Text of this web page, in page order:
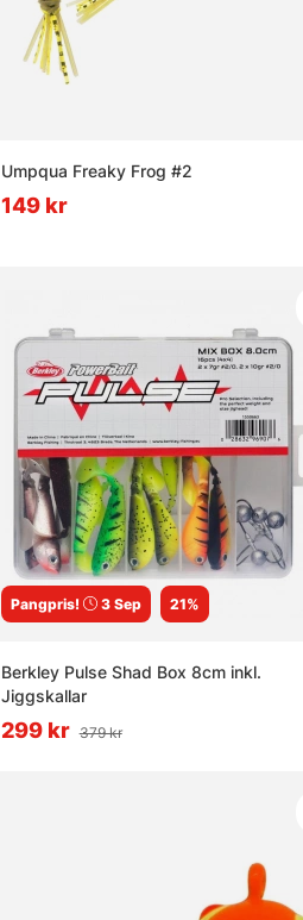
Umpqua Freaky Frog #2
149 kr
Pangpris! 3 Sep 21%
Berkley Pulse Shad Box 8cm inkl.
Jiggskallar
299 kr 379 kr